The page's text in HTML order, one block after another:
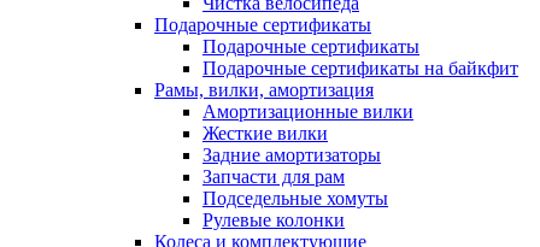
Подарочные сертификаты
Подарочные сертификаты
Подарочные сертификаты на байкфит
Рамы, вилки, амортизация
Амортизационные вилки
Жесткие вилки
Задние амортизаторы
Запчасти для рам
Подседельные хомуты
Рулевые колонки
Колеса и комплектующие